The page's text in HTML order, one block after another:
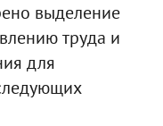
выделение
труда и
для